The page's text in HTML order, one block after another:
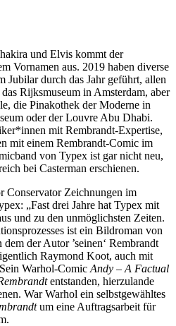
und Elvis kommt der
Vornamen aus. 2019 haben diverse
Jubilar durch das Jahr geführt, allen
Rijksmuseum in Amsterdam, aber
die Pinakothek der Moderne in
oder der Louvre Abu Dhabi.
mit Rembrandt-Expertise,
mit einem Rembrandt-Comic im
von Typex ist gar nicht neu,
bei Casterman erschienen.
Conservator Zeichnungen im
„Fast drei Jahre hat Typex mit
und zu den unmöglichsten Zeiten.
ist ein Bildroman von
der Autor ’seinen‘ Rembrandt
Raymond Koot, auch mit
Warhol-Comic Andy – A Factual
entstanden, hierzulande
War Warhol ein selbstgewähltes
um eine Auftragsarbeit für